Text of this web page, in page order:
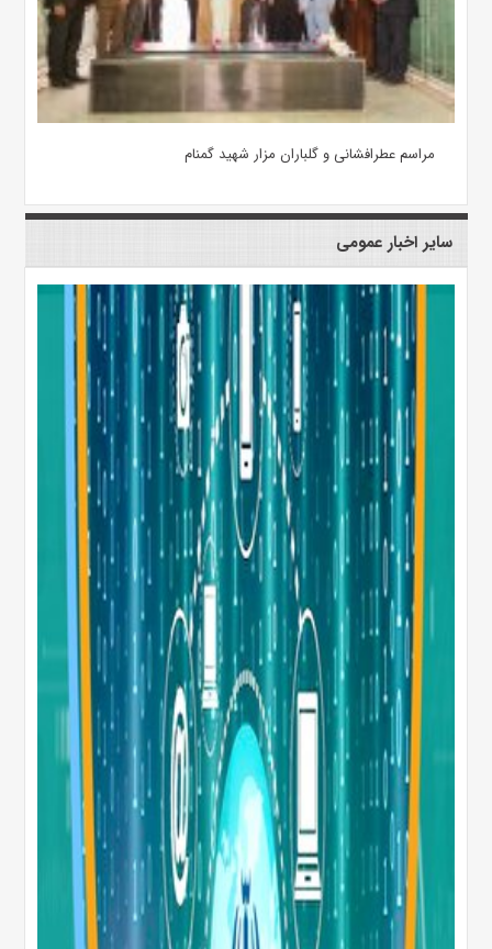
مراسم عطرافشانی و گلباران مزار شهید گمنام
سایر اخبار عمومی